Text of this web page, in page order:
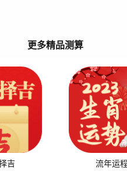
更多精品测算
吉 流年运